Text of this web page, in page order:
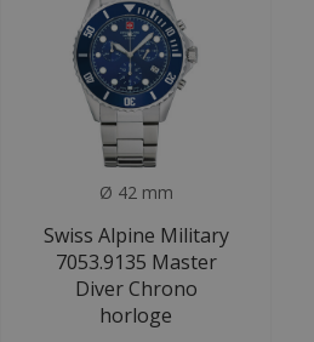
Ø 42 mm
Swiss Alpine Military
7053.9135 Master
Diver Chrono
horloge